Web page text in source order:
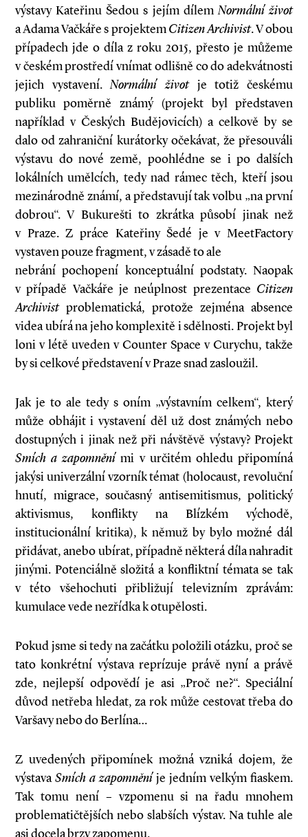
výstavy Kateřinu Šedou s jejím dílemNormální život
a Adama Vačkáře s projektemCitizen Archivist. V obou
případech jde o díla z roku 2015, přesto je můžeme
v českém prostředí vnímat odlišně co do adekvátnosti
jejich vystavení.Normální životje totiž českému
publiku poměrně známý (projekt byl představen
například v Českých Budějovicích) a celkově by se
dalo od zahraniční kurátorky očekávat, že přesouvá­li
výstavu do nové země, poohlédne se i po dalších
lokálních umělcích, tedy nad rámec těch, kteří jsou
mezinárodně známí, a představují tak volbu „na první
dobrou“. V Bukurešti to zkrátka působí jinak než
v Praze. Z práce Kateřiny Šedé je v MeetFactory
vystaven pouze fragment, v zásadě to ale
nebrání pochopení konceptuální podstaty. Naopak
v případě Vačkáře je neúplnost prezentace Citizen
Archivistproblematická, protože zejména absence
videa ubírá na jeho komplexitě i sdělnosti. Projekt byl
loni v létě uveden v ­Counter Space v Curychu, takže
by si celkové představení v Praze snad zasloužil.
Jak je to ale tedy s oním „výstavním celkem“, který
může obhájit i vystavení děl už dost známých nebo
dostupných i jinak než při návštěvě výstavy? Projekt
Smích a zapomněními v určitém ohledu připomíná
jakýsi univerzální vzorník témat (holocaust, revoluční
hnutí, migrace, současný antisemitismus, politický
aktivismus, konflikty na Blízkém východě,
institucionální kritika), k němuž by bylo možné dál
přidávat, anebo ubírat, případně některá díla nahradit
jinými. Potenciál­ně složitá a konfliktní témata se tak
v této všehochuti přibližují televizním zprávám:
kumulace vede nezřídka k otupělosti.
Pokud jsme si tedy na začátku položili otázku, proč se
tato konkrétní výstava reprízuje právě nyní a právě
zde, nejlepší odpovědí je asi „Proč ne?“. Speciální
důvod netřeba hledat, za rok může cestovat třeba do
Varšavy nebo do Berlína…
Z uvedených připomínek možná vzniká dojem, že
výstavaSmích a zapomněníje jedním velkým fiaskem.
Tak tomu není – vzpomenu si na řadu mnohem
problematičtějších nebo slabších výstav. Na tuhle ale
asi docela brzy zapomenu.